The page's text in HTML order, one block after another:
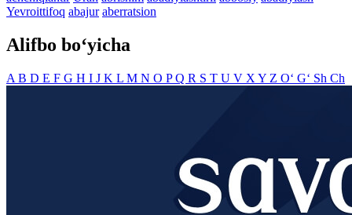
Yevroittifoq abajur aberratsion
Alifbo bo‘yicha
A B D E F G H I J K L M N O PQ R S T U V X Y Z O‘ G‘ Sh Ch